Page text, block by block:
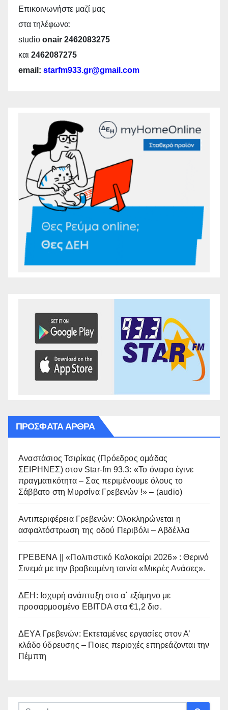
Επικοινωνήστε μαζί μας
στα τηλέφωνα:
studio onair 2462083275
και 2462087275
email: starfm933.gr@gmail.com
ΠΡΌΣΦΑΤΑ ΆΡΘΡΑ
Αναστάσιος Τσιρίκας (Πρόεδρος ομάδας
ΣΕΙΡΗΝΕΣ) στον Star-fm 93.3: «Το όνειρο έγινε
πραγματικότητα – Σας περιμένουμε όλους το
Σάββατο στη Μυρσίνα Γρεβενών !» – (audio)
Αντιπεριφέρεια Γρεβενών: Ολοκληρώνεται η
ασφαλτόστρωση της οδού Περιβόλι – Αβδέλλα
ΓΡΕΒΕΝΑ || «Πολιτιστικό Καλοκαίρι 2026» : Θερινό
Σινεμά με την βραβευμένη ταινία «Μικρές Ανάσες».
ΔΕΗ: Ισχυρή ανάπτυξη στο α΄ εξάμηνο με
προσαρμοσμένο EBITDA στα €1,2 δισ.
ΔΕΥΑ Γρεβενών: Εκτεταμένες εργασίες στον Α’
κλάδο ύδρευσης – Ποιες περιοχές επηρεάζονται την
Πέμπτη